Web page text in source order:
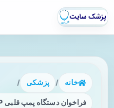
خانه / پزشکی /
فراخوان دستگاه پمپ قلبی Impella CP: شرکت Abiomed مجموعه‌های SmartAssist را از بازار حذف کرد